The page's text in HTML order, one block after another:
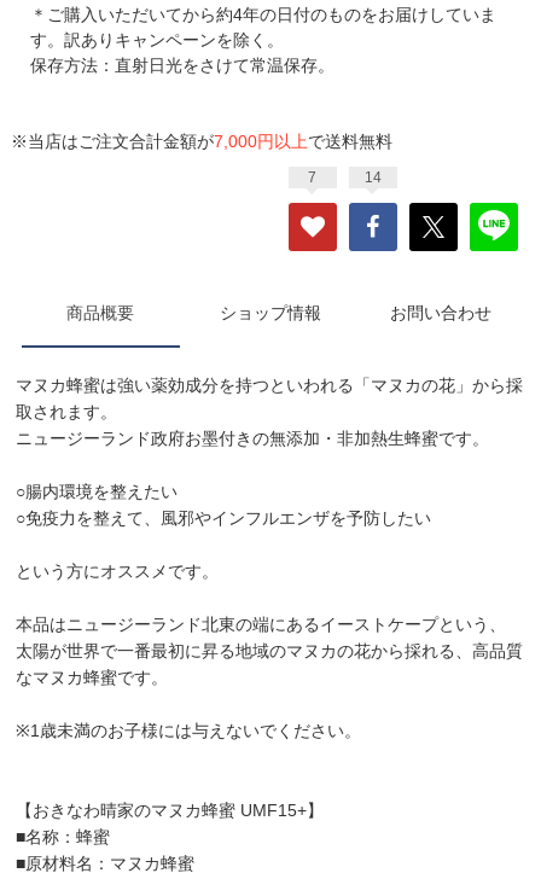
＊ご購入いただいてから約4年の日付のものをお届けしていま
す。訳ありキャンペーンを除く。
保存方法：直射日光をさけて常温保存。
※当店はご注文合計金額が7,000円以上で送料無料
7 14
商品概要 ショップ情報 お問い合わせ
マヌカ蜂蜜は強い薬効成分を持つといわれる「マヌカの花」から採
取されます。
ニュージーランド政府お墨付きの無添加・非加熱生蜂蜜です。
○腸内環境を整えたい
○免疫力を整えて、風邪やインフルエンザを予防したい
という方にオススメです。
本品はニュージーランド北東の端にあるイーストケープという、
太陽が世界で一番最初に昇る地域のマヌカの花から採れる、高品質
なマヌカ蜂蜜です。
※1歳未満のお子様には与えないでください。
【おきなわ晴家のマヌカ蜂蜜 UMF15+】
■名称：蜂蜜
■原材料名：マヌカ蜂蜜